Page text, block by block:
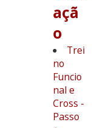
açã
o
Trei
no
Funcio
nal e
Cross -
Passo